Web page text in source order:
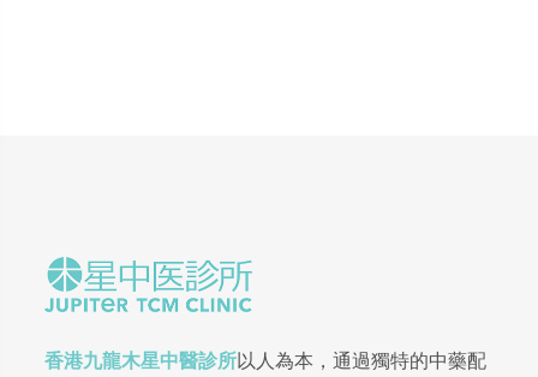
香港九龍木星中醫診所以人為本，通過獨特的中藥配